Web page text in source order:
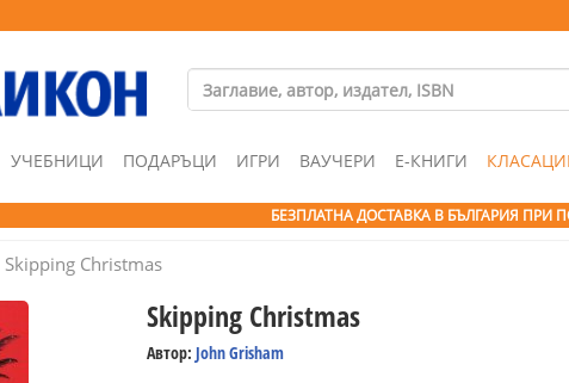
УЧЕБНИЦИ ПОДАРЪЦИ ИГРИ ВАУЧЕРИ Е-КНИГИ
БЕЗПЛАТНА ДОСТАВКА В БЪЛГАРИЯ ПРИ
Skipping Christmas
Skipping Christmas
Автор: John Grisham